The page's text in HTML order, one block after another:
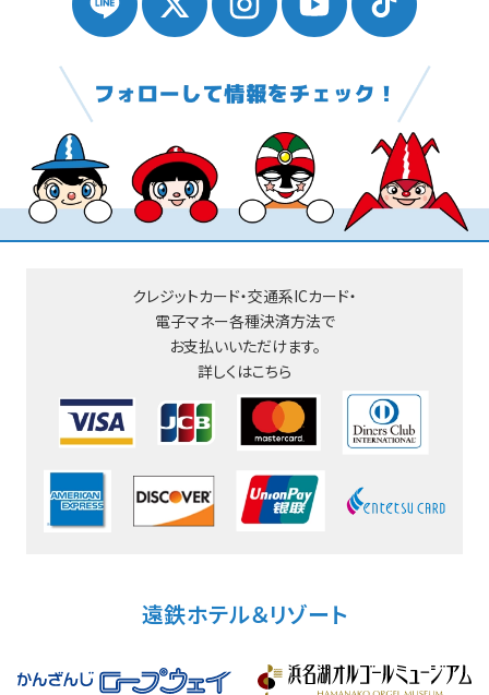
クレジットカード・交通系ICカード・
電子マネー各種決済方法で
お支払いいただけます。
詳しくはこちら
遠鉄ホテル＆リゾート